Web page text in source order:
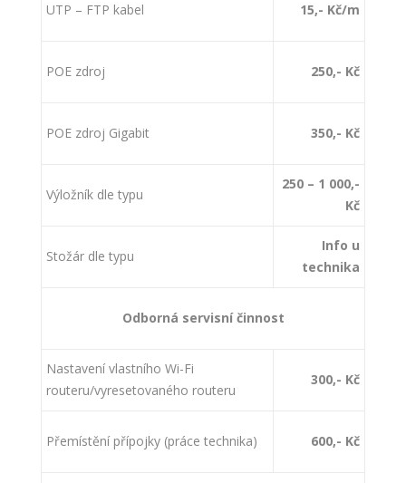
UTP – FTP kabel 15,- Kč/m
POE zdroj 250,- Kč
POE zdroj Gigabit 350,- Kč
Výložník dle typu
250 – 1 000,-
Kč
Stožár dle typu
Info u
technika
Odborná servisní činnost
Nastavení vlastního Wi-Fi
routeru/vyresetovaného routeru
300,- Kč
Přemístění přípojky (práce technika) 600,- Kč